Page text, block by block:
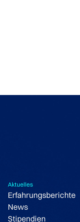
Aktuelles
Erfahrungsberichte
News
Stipendien